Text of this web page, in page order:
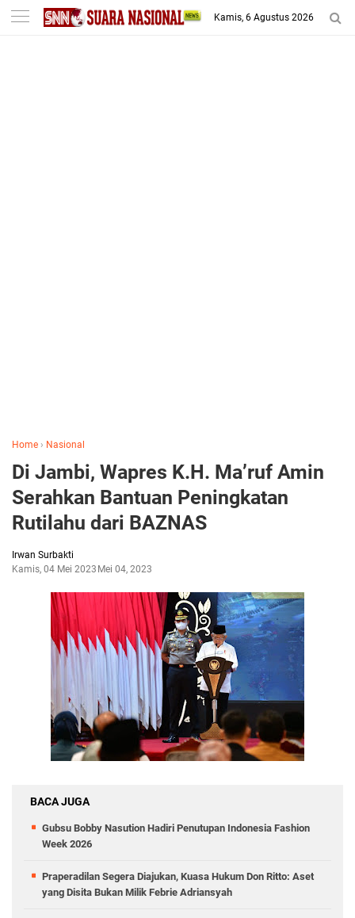
-->
Kamis, 6 Agustus 2026
Home › Nasional
Di Jambi, Wapres K.H. Ma’ruf Amin
Serahkan Bantuan Peningkatan
Rutilahu dari BAZNAS
Irwan Surbakti
Kamis, 04 Mei 2023 Mei 04, 2023
BACA JUGA
Gubsu Bobby Nasution Hadiri Penutupan Indonesia Fashion
Week 2026
Praperadilan Segera Diajukan, Kuasa Hukum Don Ritto: Aset
yang Disita Bukan Milik Febrie Adriansyah